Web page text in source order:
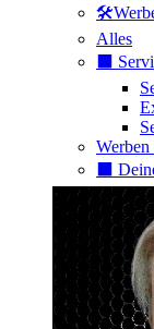
Alles
⬛️
⬛️